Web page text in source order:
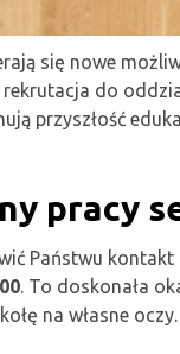
się nowe
do
przyszłość
pracy
Państwu
. To doskonała
na własne oczy.